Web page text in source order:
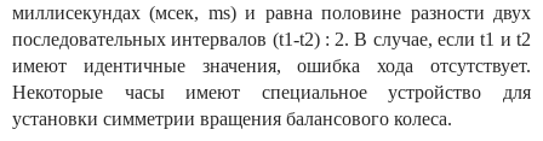
миллисекундах (мсек, ms) и равна половине разности двух
последовательных интервалов (t1-t2) : 2. В случае, если t1 и t2
имеют идентичные значения, ошибка хода отсутствует.
Некоторые часы имеют специальное устройство для
установки симметрии вращения балансового колеса.